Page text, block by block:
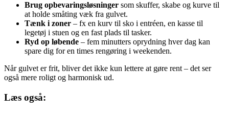
Brug opbevaringsløsninger som skuffer, skabe og kurve til
at holde småting væk fra gulvet.
Tænk i zoner – fx en kurv til sko i entréen, en kasse til
legetøj i stuen og en fast plads til tasker.
Ryd op løbende – fem minutters oprydning hver dag kan
spare dig for en times rengøring i weekenden.
Når gulvet er frit, bliver det ikke kun lettere at gøre rent – det ser
også mere roligt og harmonisk ud.
Læs også: